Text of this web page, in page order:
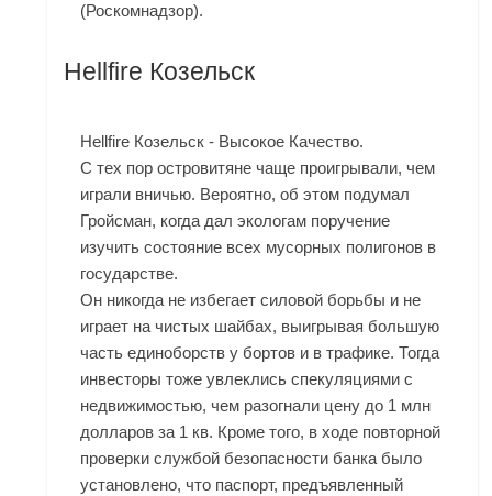
(Роскомнадзор).
Hellfire Козельск
Hellfire Козельск - Высокое Качество.
С тех пор островитяне чаще проигрывали, чем
играли вничью. Вероятно, об этом подумал
Гройсман, когда дал экологам поручение
изучить состояние всех мусорных полигонов в
государстве.
Он никогда не избегает силовой борьбы и не
играет на чистых шайбах, выигрывая большую
часть единоборств у бортов и в трафике. Тогда
инвесторы тоже увлеклись спекуляциями с
недвижимостью, чем разогнали цену до 1 млн
долларов за 1 кв. Кроме того, в ходе повторной
проверки службой безопасности банка было
установлено, что паспорт, предъявленный